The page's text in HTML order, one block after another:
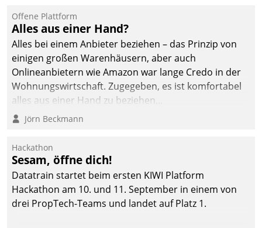
Einsparungen durch optimierte und automatisierte
Prozesse. Doch man darf nicht zu viel erwarten: Allein
mit der Einführung einer neuen Software ist es nicht
getan. Die Digitalisierung erfordert von Unternehmen
die Bereitschaft, sich zu überprüfen, zu hinterfragen
und zu verändern.
Offene Plattform
Alles aus einer Hand?
Alles bei einem Anbieter beziehen – das Prinzip von
einigen großen Warenhäusern, aber auch
Onlineanbietern wie Amazon war lange Credo in der
Wohnungswirtschaft. Zugegeben, es ist komfortabel
alles aus einer Hand zu beziehen...
Jörn Beckmann
Hackathon
Sesam, öffne dich!
Datatrain startet beim ersten KIWI Platform
Hackathon am 10. und 11. September in einem von
drei PropTech-Teams und landet auf Platz 1.